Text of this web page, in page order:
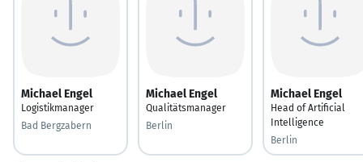
Michael Engel
Logistikmanager
Bad Bergzabern
Michael Engel
Qualitätsmanager
Berlin
Michael Engel
Head of Artificial
Intelligence
Berlin